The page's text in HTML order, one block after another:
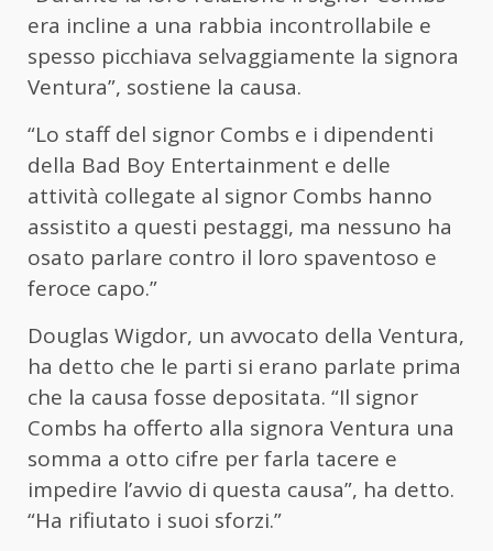
era incline a una rabbia incontrollabile e
spesso picchiava selvaggiamente la signora
Ventura”, sostiene la causa.
“Lo staff del signor Combs e i dipendenti
della Bad Boy Entertainment e delle
attività collegate al signor Combs hanno
assistito a questi pestaggi, ma nessuno ha
osato parlare contro il loro spaventoso e
feroce capo.”
Douglas Wigdor, un avvocato della Ventura,
ha detto che le parti si erano parlate prima
che la causa fosse depositata. “Il signor
Combs ha offerto alla signora Ventura una
somma a otto cifre per farla tacere e
impedire l’avvio di questa causa”, ha detto.
“Ha rifiutato i suoi sforzi.”